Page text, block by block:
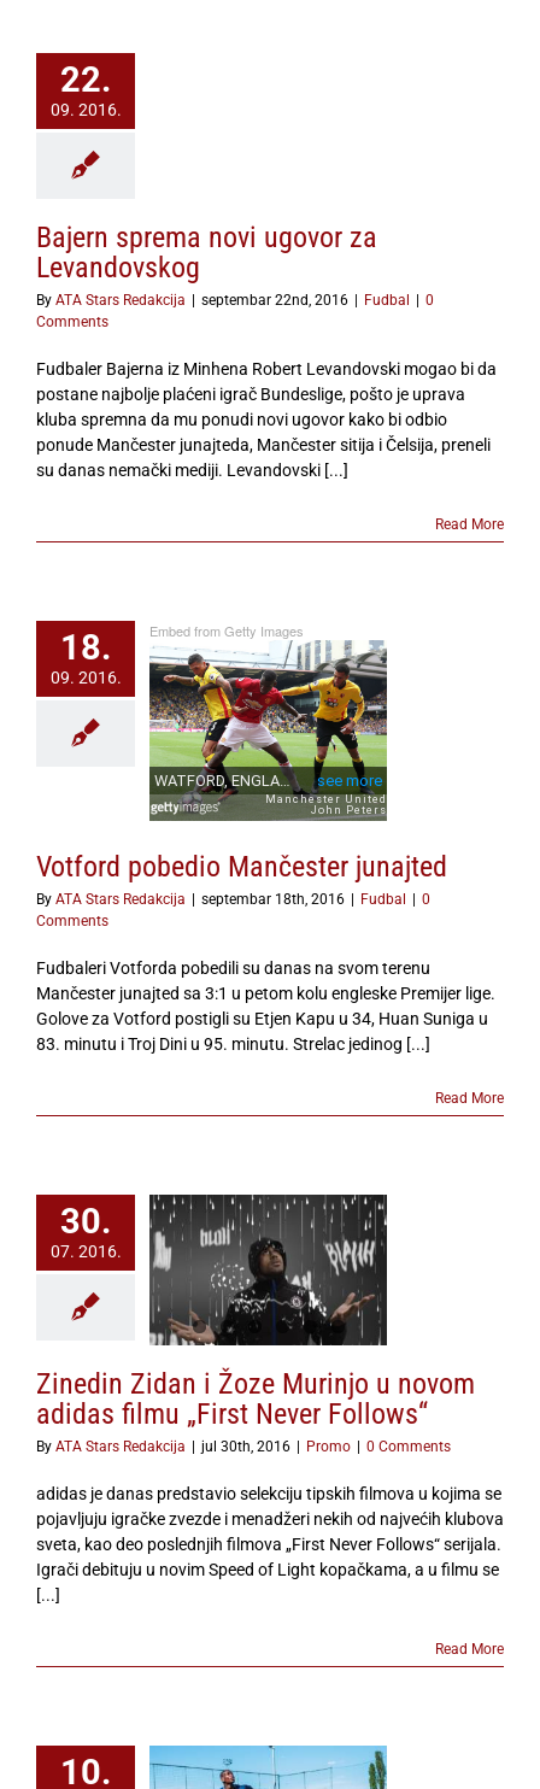
22.
09. 2016.
Bajern sprema novi ugovor za
Levandovskog
By ATA Stars Redakcija | septembar 22nd, 2016 | Fudbal | 0
Comments
Fudbaler Bajerna iz Minhena Robert Levandovski mogao bi da
postane najbolje plaćeni igrač Bundeslige, pošto je uprava
kluba spremna da mu ponudi novi ugovor kako bi odbio
ponude Mančester junajteda, Mančester sitija i Čelsija, preneli
su danas nemački mediji. Levandovski [...]
Read More
18.
09. 2016.
Embed from Getty Images
Votford pobedio Mančester junajted
By ATA Stars Redakcija septembar 18th, 2016 Fudbal
0
Comments
Fudbaleri Votforda pobedili su danas na svom terenu
Mančester junajted sa 3:1 u petom kolu engleske Premijer lige.
Golove za Votford postigli su Etjen Kapu u 34, Huan Suniga u
83. minutu i Troj Dini u 95. minutu. Strelac jedinog [...]
Read More
30.
07. 2016.
Zidan i Žoze
novom adidas
Never
Zinedin Zidan i Žoze Murinjo u novom
adidas filmu „First Never Follows“
By ATA Stars Redakcija | jul 30th, 2016 | Promo | 0 Comments
adidas je danas predstavio selekciju tipskih filmova u kojima se
pojavljuju igračke zvezde i menadžeri nekih od najvećih klubova
sveta, kao deo poslednjih filmova „First Never Follows“ serijala.
Igrači debituju u novim Speed of Light kopačkama, a u filmu se
[...]
Read More
10.